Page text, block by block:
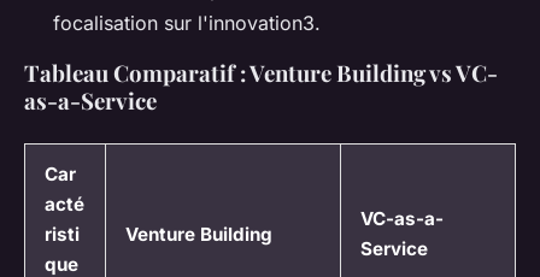
focalisation sur l'innovation3.
Tableau Comparatif : Venture Building vs VC-
as-a-Service
Car
acté
risti
que
Venture Building
VC-as-a-
Service